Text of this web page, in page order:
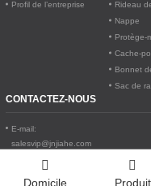
Profil de l’entreprise
Rideau
Nappe
Protège-
Cache-
Bonnet
Sac de
CONTACTEZ-NOUS
E-mail:
salesvip@jnjiahe.com
Adresse:Zone économique spéciale
Domicile Produit